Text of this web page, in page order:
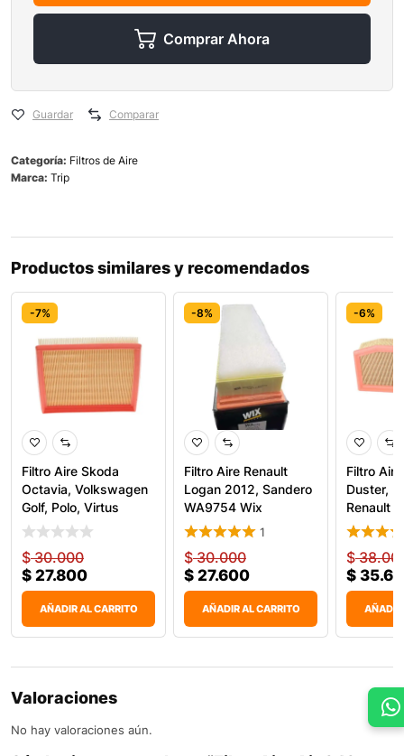
Comprar Ahora
Guardar Comparar
Categoría: Filtros de Aire
Marca: Trip
Productos similares y recomendados
-7%
Filtro Aire Skoda
Octavia, Volkswagen
Golf, Polo, Virtus
$30.000
$ 27.800
AÑADIR AL CARRITO
-8%
Filtro Aire Renault
Logan 2012, Sandero
WA9754 Wix
1
$30.000
$ 27.600
AÑADIR AL CARRITO
-6%
Filtro
Duster,
Renault
$
$
AÑADIR
Valoraciones
No hay valoraciones aún.